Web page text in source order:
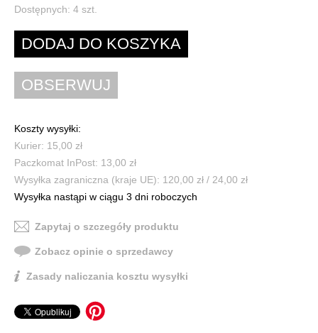
Dostępnych: 4 szt.
Koszty wysyłki:
Kurier: 15,00 zł
Paczkomat InPost: 13,00 zł
Wysyłka zagraniczna (kraje UE): 120,00 zł / 24,00 zł
Wysyłka nastąpi w ciągu 3 dni roboczych
Zapytaj o szczegóły produktu
Zobacz opinie o sprzedawcy
Zasady naliczania kosztu wysyłki